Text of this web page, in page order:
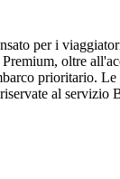
per i
oltre
prioritario. Le
al servizio